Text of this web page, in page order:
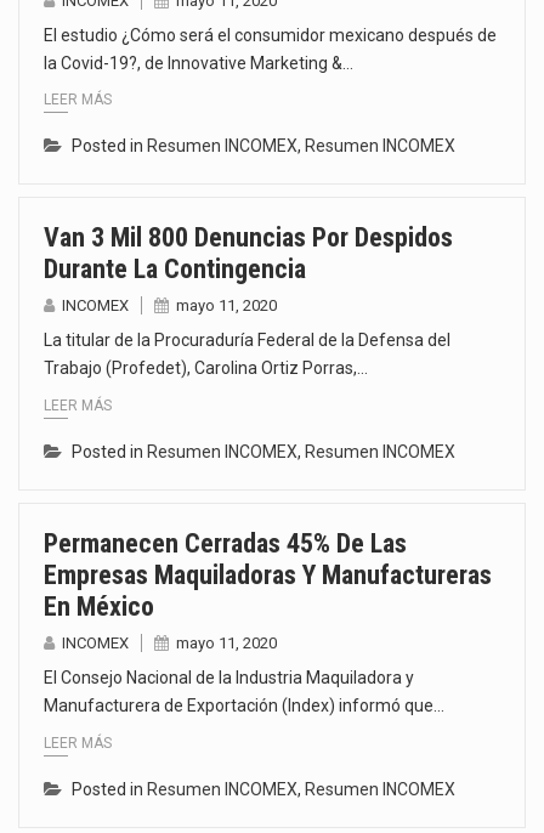
El estudio ¿Cómo será el consumidor mexicano después de
la Covid-19?, de Innovative Marketing &…
LEER MÁS
Posted in Resumen INCOMEX, Resumen INCOMEX
Van 3 Mil 800 Denuncias Por Despidos
Durante La Contingencia
INCOMEX mayo 11, 2020
La titular de la Procuraduría Federal de la Defensa del
Trabajo (Profedet), Carolina Ortiz Porras,…
LEER MÁS
Posted in Resumen INCOMEX, Resumen INCOMEX
Permanecen Cerradas 45% De Las
Empresas Maquiladoras Y Manufactureras
En México
INCOMEX mayo 11, 2020
El Consejo Nacional de la Industria Maquiladora y
Manufacturera de Exportación (Index) informó que…
LEER MÁS
Posted in Resumen INCOMEX, Resumen INCOMEX